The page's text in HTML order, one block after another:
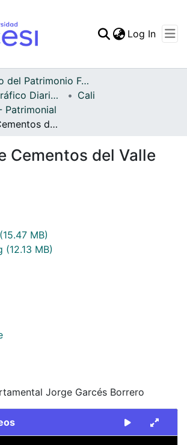
Statistics
Log In
Archivo del Patrimonio Fotográfico y Fílmico del Valle del Cauca
Fondo Fotográfico Diario Occidente
Cali
Patrimonial
Bodega de Cementos del Valle
Cementos del Valle
(15.47 MB)
(12.13 MB)
Jorge Garcés Borrero